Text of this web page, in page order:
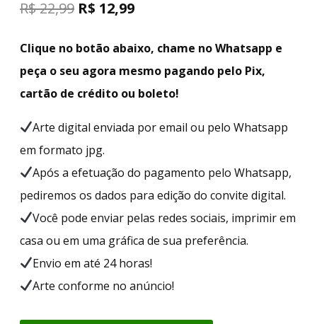
R$22,99 R$ 12,99
Clique no botão abaixo, chame no Whatsapp e
peça o seu agora mesmo pagando pelo Pix,
cartão de crédito ou boleto!
Arte digital enviada por email ou pelo Whatsapp
em formato jpg.
Após a efetuação do pagamento pelo Whatsapp,
pediremos os dados para edição do convite digital.
Você pode enviar pelas redes sociais, imprimir em
casa ou em uma gráfica de sua preferência.
Envio em até 24 horas!
Arte conforme no anúncio!